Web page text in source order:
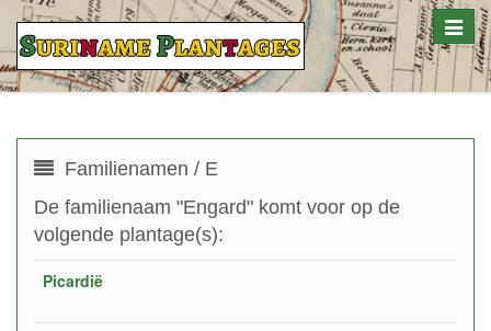
Toggle
Familienamen / E
De familienaam "Engard" komt voor op de
volgende plantage(s):
Picardië